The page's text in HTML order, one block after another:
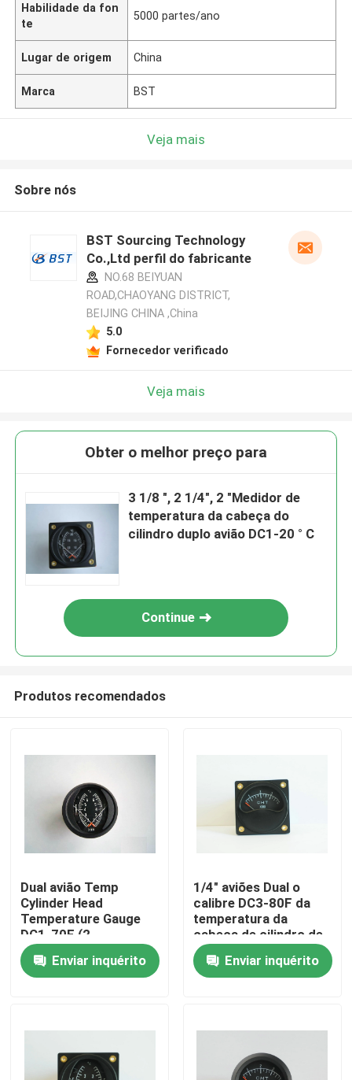
Casa
Contatos
Habilidade da fon
te
5000 partes/ano
Lugar de origem China
Marca BST
Veja mais
Sobre nós
BST Sourcing Technology
Co.,Ltd perfil do fabricante
NO.68 BEIYUAN
ROAD,CHAOYANG DISTRICT,
BEIJING CHINA ,China
5.0
Fornecedor verificado
Veja mais
Obter o melhor preço para
3 1/8 ", 2 1/4", 2 "Medidor de
temperatura da cabeça do
cilindro duplo avião DC1-20 ° C
Continue
Produtos recomendados
Dual avião Temp
Cylinder Head
Temperature Gauge
DC1-70F (2
polegadas)
Enviar inquérito
1/4" aviões Dual o
calibre DC3-80F da
temperatura da
cabeça de cilindro de
CHT
Enviar inquérito